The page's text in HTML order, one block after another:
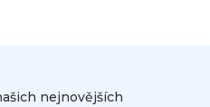
nejnovějších